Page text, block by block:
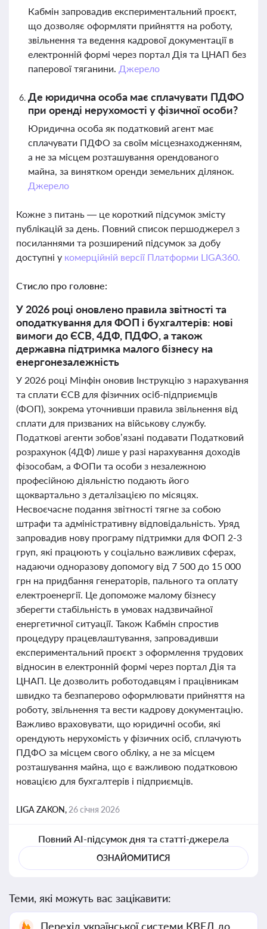
Кабмін запровадив експериментальний проєкт,
що дозволяє оформляти прийняття на роботу,
звільнення та ведення кадрової документації в
електронній формі через портал Дія та ЦНАП без
паперової тяганини. Джерело
Де юридична особа має сплачувати ПДФО
при оренді нерухомості у фізичної особи?
Юридична особа як податковий агент має
сплачувати ПДФО за своїм місцезнаходженням,
а не за місцем розташування орендованого
майна, за винятком оренди земельних ділянок.
Джерело
Кожне з питань — це короткий підсумок змісту
публікацій за день. Повний список першоджерел з
посиланнями та розширений підсумок за добу
доступні у комерційній версії Платформи LIGA360.
Стисло про головне:
У 2026 році оновлено правила звітності та
оподаткування для ФОП і бухгалтерів: нові
вимоги до ЄСВ, 4ДФ, ПДФО, а також
державна підтримка малого бізнесу на
енергонезалежність
У 2026 році Мінфін оновив Інструкцію з нарахування
та сплати ЄСВ для фізичних осіб-підприємців
(ФОП), зокрема уточнивши правила звільнення від
сплати для призваних на військову службу.
Податкові агенти зобов’язані подавати Податковий
розрахунок (4ДФ) лише у разі нарахування доходів
фізособам, а ФОПи та особи з незалежною
професійною діяльністю подають його
щоквартально з деталізацією по місяцях.
Несвоєчасне подання звітності тягне за собою
штрафи та адміністративну відповідальність. Уряд
запровадив нову програму підтримки для ФОП 2-3
груп, які працюють у соціально важливих сферах,
надаючи одноразову допомогу від 7 500 до 15 000
грн на придбання генераторів, пального та оплату
електроенергії. Це допоможе малому бізнесу
зберегти стабільність в умовах надзвичайної
енергетичної ситуації. Також Кабмін спростив
процедуру працевлаштування, запровадивши
експериментальний проєкт з оформлення трудових
відносин в електронній формі через портал Дія та
ЦНАП. Це дозволить роботодавцям і працівникам
швидко та безпаперово оформлювати прийняття на
роботу, звільнення та вести кадрову документацію.
Важливо враховувати, що юридичні особи, які
орендують нерухомість у фізичних осіб, сплачують
ПДФО за місцем свого обліку, а не за місцем
розташування майна, що є важливою податковою
новацією для бухгалтерів і підприємців.
LIGA ZAKON, 26 січня 2026
Повний AI-підсумок дня та статті-джерела
ОЗНАЙОМИТИСЯ
Теми, які можуть вас зацікавити:
Перехід української системи КВЕД до